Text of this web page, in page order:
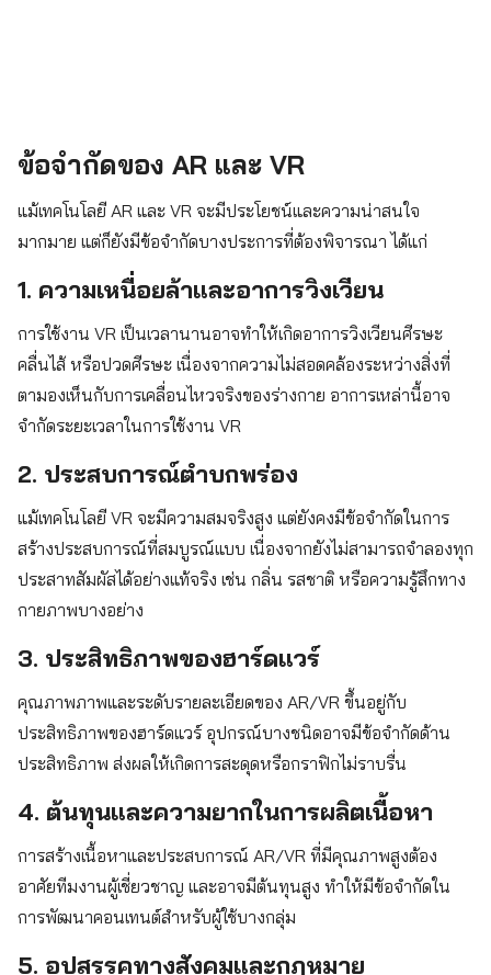
ข้อจำกัดของ AR และ VR
แม้เทคโนโลยี AR และ VR จะมีประโยชน์และความน่าสนใจ
มากมาย แต่ก็ยังมีข้อจำกัดบางประการที่ต้องพิจารณา ได้แก่
1. ความเหนื่อยล้าและอาการวิงเวียน
การใช้งาน VR เป็นเวลานานอาจทำให้เกิดอาการวิงเวียนศีรษะ
คลื่นไส้ หรือปวดศีรษะ เนื่องจากความไม่สอดคล้องระหว่างสิ่งที่
ตามองเห็นกับการเคลื่อนไหวจริงของร่างกาย อาการเหล่านี้อาจ
จำกัดระยะเวลาในการใช้งาน VR
2. ประสบการณ์ตำบกพร่อง
แม้เทคโนโลยี VR จะมีความสมจริงสูง แต่ยังคงมีข้อจำกัดในการ
สร้างประสบการณ์ที่สมบูรณ์แบบ เนื่องจากยังไม่สามารถจำลองทุก
ประสาทสัมผัสได้อย่างแท้จริง เช่น กลิ่น รสชาติ หรือความรู้สึกทาง
กายภาพบางอย่าง
3. ประสิทธิภาพของฮาร์ดแวร์
คุณภาพภาพและระดับรายละเอียดของ AR/VR ขึ้นอยู่กับ
ประสิทธิภาพของฮาร์ดแวร์ อุปกรณ์บางชนิดอาจมีข้อจำกัดด้าน
ประสิทธิภาพ ส่งผลให้เกิดการสะดุดหรือกราฟิกไม่ราบรื่น
4. ต้นทุนและความยากในการผลิตเนื้อหา
การสร้างเนื้อหาและประสบการณ์ AR/VR ที่มีคุณภาพสูงต้อง
อาศัยทีมงานผู้เชี่ยวชาญ และอาจมีต้นทุนสูง ทำให้มีข้อจำกัดใน
การพัฒนาคอนเทนต์สำหรับผู้ใช้บางกลุ่ม
5. อุปสรรคทางสังคมและกฎหมาย